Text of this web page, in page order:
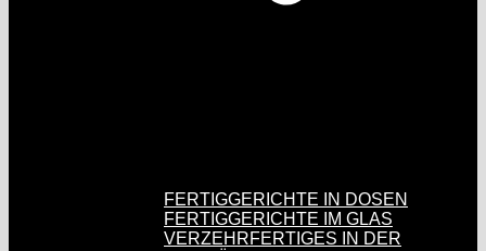
FERTIGGERICHTE IN DOSEN
FERTIGGERICHTE IM GLAS
VERZEHRFERTIGES IN DER